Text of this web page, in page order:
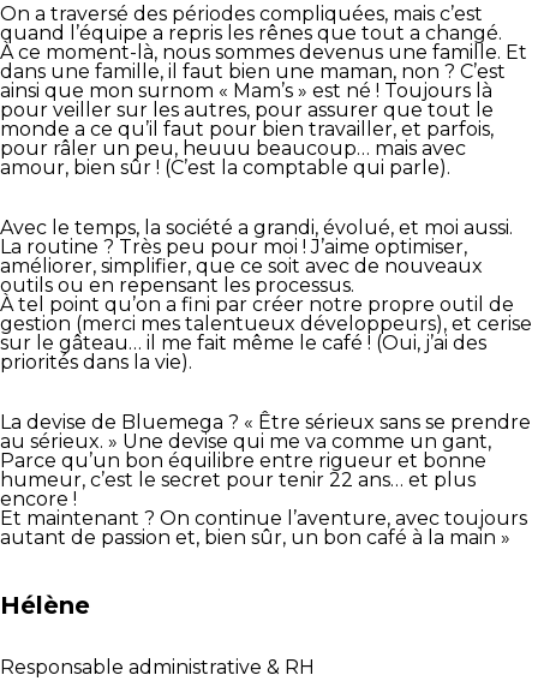
On a traversé des périodes compliquées, mais c’est
quand l’équipe a repris les rênes que tout a changé.
À ce moment-là, nous sommes devenus une famille. Et
dans une famille, il faut bien une maman, non ? C’est
ainsi que mon surnom « Mam’s » est né ! Toujours là
pour veiller sur les autres, pour assurer que tout le
monde a ce qu’il faut pour bien travailler, et parfois,
pour râler un peu, heuuu beaucoup… mais avec
amour, bien sûr ! (C’est la comptable qui parle).
Avec le temps, la société a grandi, évolué, et moi aussi.
La routine ? Très peu pour moi ! J’aime optimiser,
améliorer, simplifier, que ce soit avec de nouveaux
outils ou en repensant les processus.
À tel point qu’on a fini par créer notre propre outil de
gestion (merci mes talentueux développeurs), et cerise
sur le gâteau… il me fait même le café ! (Oui, j’ai des
priorités dans la vie).
La devise de Bluemega ? « Être sérieux sans se prendre
au sérieux. » Une devise qui me va comme un gant,
Parce qu’un bon équilibre entre rigueur et bonne
humeur, c’est le secret pour tenir 22 ans… et plus
encore !
Et maintenant ? On continue l’aventure, avec toujours
autant de passion et, bien sûr, un bon café à la main »
Hélène
Responsable administrative & RH